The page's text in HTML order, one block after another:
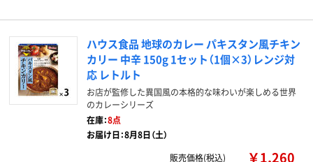
ハウス食品 地球のカレー パキスタン風チキン
カリー 中辛 150g 1セット（1個×3）レンジ対
応 レトルト
お店が監修した異国風の本格的な味わいが楽しめる世界
のカレーシリーズ
在庫：8点
お届け日：8月8日（土）
販売価格(税込)
￥1,260